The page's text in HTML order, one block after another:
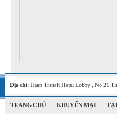
Địa chỉ: Haap Transit Hotel Lobby , No 21
TRANG CHỦ KHUYẾN MẠI